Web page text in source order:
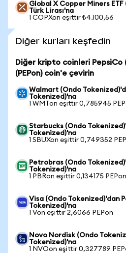
Global X Copper Miners
Türk Lirası'na
1 COPXon eşittir ₺4.100,56
Diğer kurları keşfedin
Diğer kripto coinleri PepsiCo
(PEPon) coin'e çevirin
Walmart (Ondo
Tokenized)'na
1 WMTon eşittir 0,785945
Starbucks (Ondo
Tokenized)'na
1 SBUXon eşittir 0,749352
Petrobras (Ondo
Tokenized)'na
1 PBRon eşittir 0,134175 PEPon
Visa (Ondo Tokenized)'dan
Tokenized)'na
1 Von eşittir 2,6066 PEPon
Novo Nordisk (Ondo
Tokenized)'na
1 NVOon eşittir 0,327789